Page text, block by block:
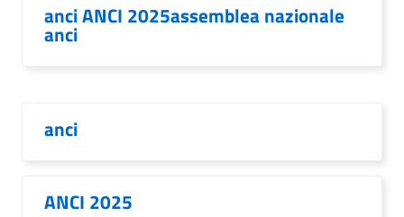
anci ANCI 2025assemblea nazionale
anci
anci
ANCI 2025